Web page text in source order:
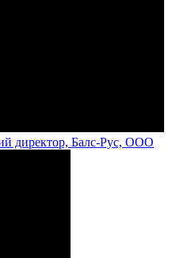
директор, Балс-Рус, ООО